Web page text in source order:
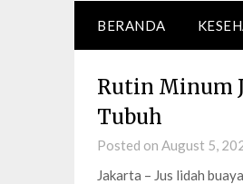
BERANDA
Rutin Minum
Tubuh
Posted on August 5,
Jakarta – Jus lidah